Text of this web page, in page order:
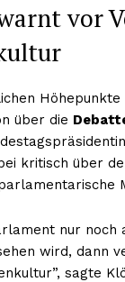
vor
Höhepunkte
über die
kritisch über
nur
wird, dann
sagte